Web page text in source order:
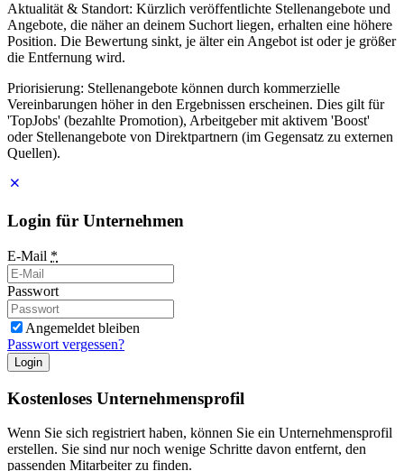
Aktualität & Standort: Kürzlich veröffentlichte Stellenangebote und
Angebote, die näher an deinem Suchort liegen, erhalten eine höhere
Position. Die Bewertung sinkt, je älter ein Angebot ist oder je größer
die Entfernung wird.
Priorisierung: Stellenangebote können durch kommerzielle
Vereinbarungen höher in den Ergebnissen erscheinen. Dies gilt für
'TopJobs' (bezahlte Promotion), Arbeitgeber mit aktivem 'Boost'
oder Stellenangebote von Direktpartnern (im Gegensatz zu externen
Quellen).
Login für Unternehmen
E-Mail *
Passwort
Angemeldet bleiben
Passwort vergessen?
Login
Kostenloses Unternehmensprofil
Wenn Sie sich registriert haben, können Sie ein Unternehmensprofil
erstellen. Sie sind nur noch wenige Schritte davon entfernt, den
passenden Mitarbeiter zu finden.